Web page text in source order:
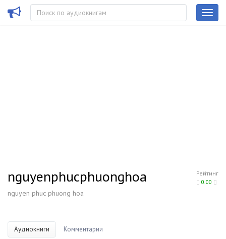
Рейтинг
0.00
nguyenphucphuonghoa
nguyen phuc phuong hoa
Аудиокниги Комментарии